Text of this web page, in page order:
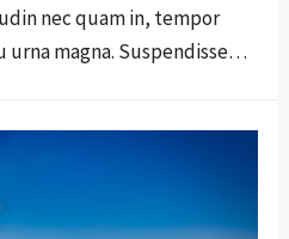
nec quam in, tempor
urna magna. Suspendisse…